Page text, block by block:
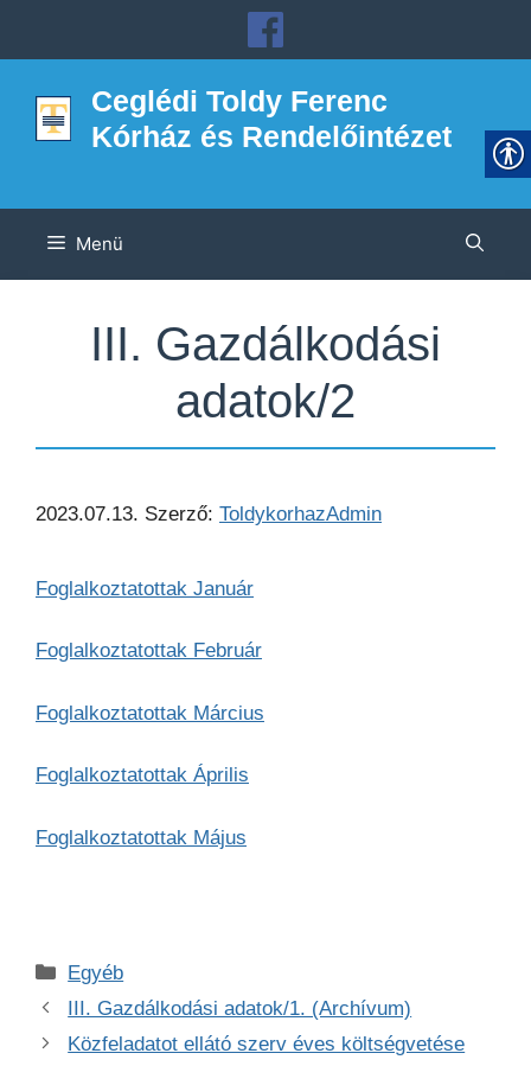
Ceglédi Toldy Ferenc
Kórház és Rendelőintézet
Menü
III. Gazdálkodási
adatok/2
2023.07.13. Szerző: ToldykorhazAdmin
Foglalkoztatottak Január
Foglalkoztatottak Február
Foglalkoztatottak Március
Foglalkoztatottak Április
Foglalkoztatottak Május
Kategória
Egyéb
III. Gazdálkodási adatok/1. (Archívum)
Közfeladatot ellátó szerv éves költségvetése